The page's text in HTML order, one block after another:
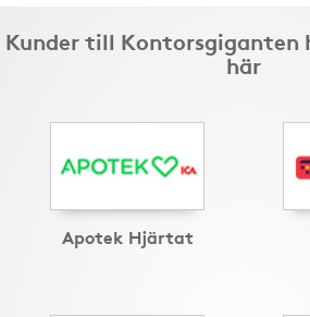
Kunder till Kontorsgiganten
här
Apotek Hjärtat